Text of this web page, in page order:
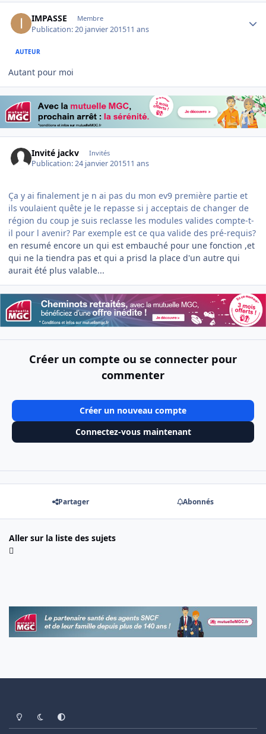
IMPASSE Membre
Publication:20 janvier 201511 ans
AUTEUR
Autant pour moi
Invité jackv Invités
Publication:24 janvier 201511 ans
Ça y ai finalement je n ai pas du mon ev9 première partie et
ils voulaient quête je le repasse si j acceptais de changer de
région du coup je suis reclasse les modules valides compte-t-
il pour l avenir? Par exemple est ce qua valide des pré-requis?
en resumé encore un qui est embauché pour une fonction ,et
qui ne la tiendra pas et qui a prisd la place d'un autre qui
aurait été plus valable...
Créer un compte ou se connecter pour
commenter
Créer un nouveau compte
Connectez-vous maintenant
Partager Abonnés
Aller sur la liste des sujets
Light ModeDark ModeSystem Preference